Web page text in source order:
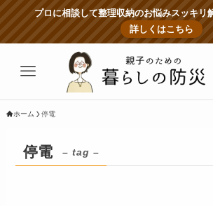
プロに相談して整理収納のお悩みスッキリ
詳しくはこちら
ホーム 停電
停電 – tag –